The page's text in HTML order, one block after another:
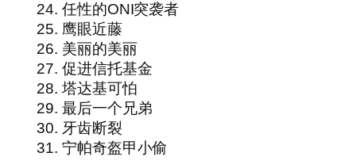
任性的ONI突袭者
鹰眼近藤
美丽的美丽
促进信托基金
塔达基可怕
最后一个兄弟
牙齿断裂
宁帕奇盔甲小偷